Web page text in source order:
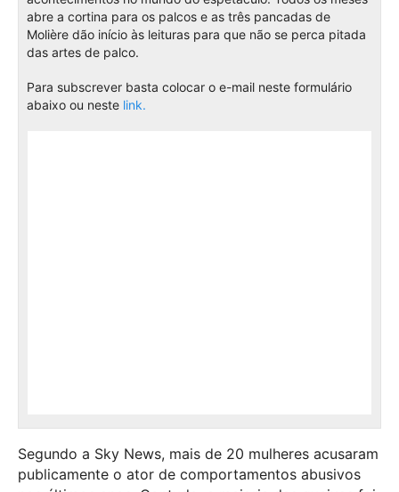
abre a cortina para os palcos e as três pancadas de
Molière dão início às leituras para que não se perca pitada
das artes de palco.
Para subscrever basta colocar o e-mail neste formulário
abaixo ou neste link.
Segundo a Sky News, mais de 20 mulheres acusaram
publicamente o ator de comportamentos abusivos